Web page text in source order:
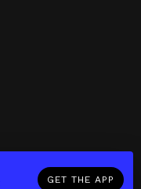
GET THE APP